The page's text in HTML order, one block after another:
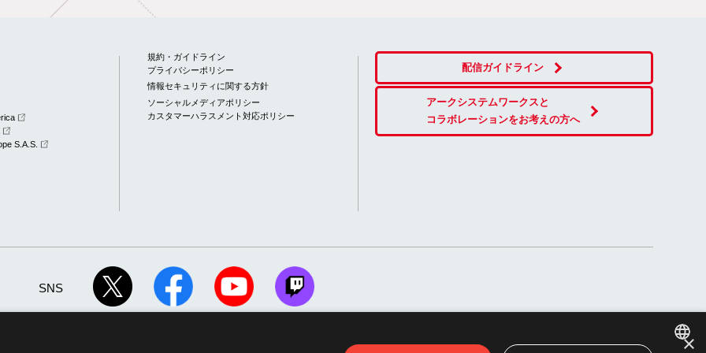
S.A.S.
規約・ガイドライン
プライバシーポリシー
情報セキュリティに関する方針
ソーシャルメディアポリシー
カスタマーハラスメント対応ポリシー
配信ガイドライン
アークシステムワークスと
コラボレーションをお考えの方へ
SNS
×